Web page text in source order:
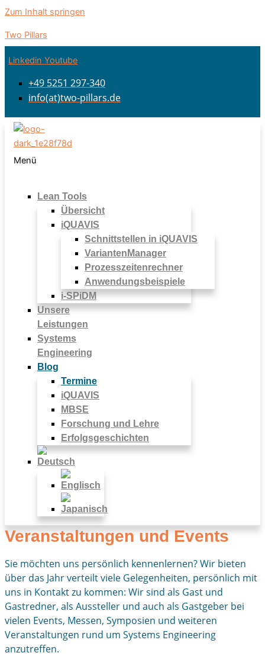
Zum Inhalt springen
Two Pillars
Linkedin Youtube
+49 5251 297-340
info(at)two-pillars.de
Menü
Lean Tools
Übersicht
iQUAVIS
Schnittstellen in iQUAVIS
VariantenManager
Prozesszeitenrechner
Anwendungsbeispiele
i-SPiDM
Unsere
Leistungen
Systems
Engineering
Blog
Termine
iQUAVIS
MBSE
Forschung und Lehre
Erfolgsgeschichten
Veranstaltungen und Events
Sie möchten uns persönlich kennenlernen? Wir bieten
über das Jahr verteilt viele Gelegenheiten, persönlich mit
uns in Kontakt zu kommen: Wir sind als Gast und
Gastredner, als Aussteller und auch als Gastgeber bei
vielen Events, Messen, Symposien und weiteren
Veranstaltungen rund um Systems Engineering
anzutreffen.